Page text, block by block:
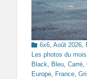
Categories
6x6, Août 2026,
Les photos du mois
Black, Bleu, Carré,
Europe, France,